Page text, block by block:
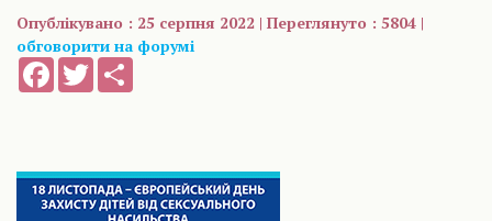
Опублікувано : 25 серпня 2022 | Переглянуто : 5804 |
обговорити на форумі
FacebookTwitter